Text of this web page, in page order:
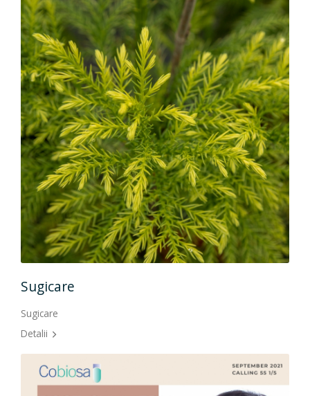
Sugicare
Sugicare
Detalii